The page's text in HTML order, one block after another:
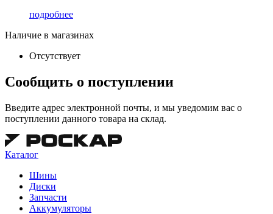
подробнее
Наличие в магазинах
Отсутствует
Сообщить о поступлении
Введите адрес электронной почты, и мы уведомим вас о
поступлении данного товара на склад.
Каталог
Шины
Диски
Запчасти
Аккумуляторы